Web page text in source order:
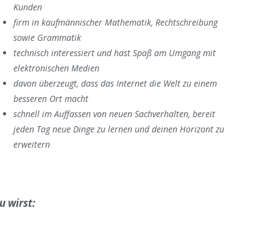
Kunden
firm in kaufmännischer Mathematik, Rechtschreibung
sowie Grammatik
technisch interessiert und hast Spaß am Umgang mit
elektronischen Medien
davon überzeugt, dass das Internet die Welt zu einem
besseren Ort macht
schnell im Auffassen von neuen Sachverhalten, bereit
jeden Tag neue Dinge zu lernen und deinen Horizont zu
erweitern
wirst: